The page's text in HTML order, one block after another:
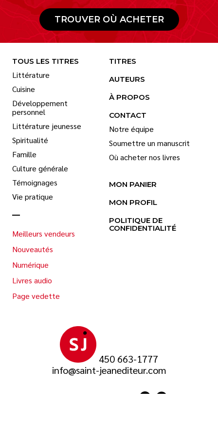
TROUVER OÙ ACHETER
450 663-1777
info@saint-jeanediteur.com
TOUS LES TITRES
Littérature
Cuisine
Développement
personnel
Littérature jeunesse
Spiritualité
Famille
Culture générale
Témoignages
Vie pratique
Meilleurs vendeurs
Nouveautés
Numérique
Livres audio
Page vedette
TITRES
AUTEURS
À PROPOS
CONTACT
Notre équipe
Soumettre un manuscrit
Où acheter nos livres
MON PANIER
MON PROFIL
POLITIQUE DE
CONFIDENTIALITÉ